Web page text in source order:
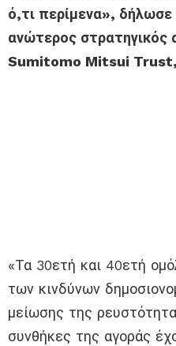
ό,τι περίμενα»,
ανώτερος στρατηγικός
Sumitomo Mitsui
«Τα 30ετή και 40ετή
των κινδύνων
μείωσης της
συνθήκες της αγοράς